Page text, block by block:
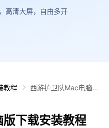
高清大屏，自由多开
教程
西游护卫队Mac电脑版
下载安装教程